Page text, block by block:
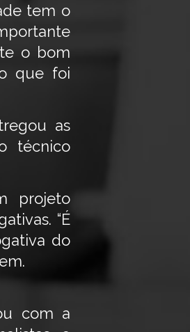
tem o
o bom
que foi
as
técnico
projeto
“É
do
com a